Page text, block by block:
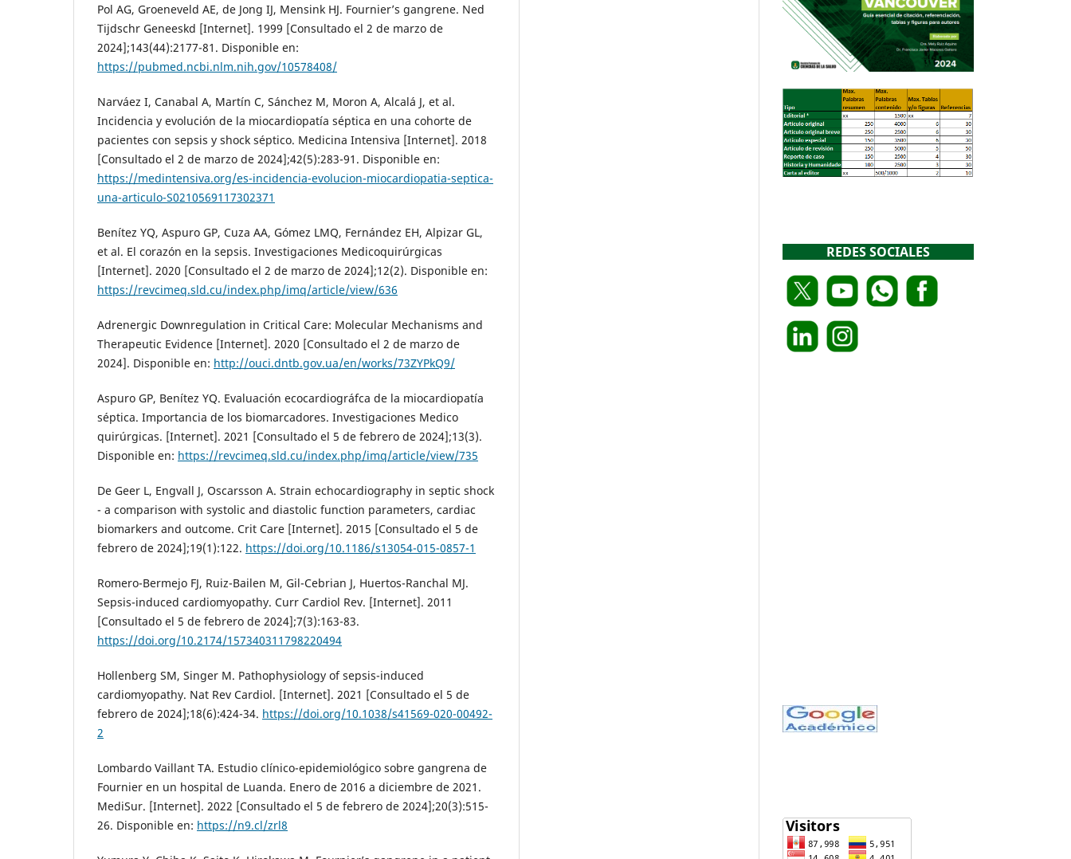
Pol AG, Groeneveld AE, de Jong IJ, Mensink HJ. Fournier’s gangrene. Ned
Tijdschr Geneeskd [Internet]. 1999 [Consultado el 2 de marzo de
2024];143(44):2177-81. Disponible en:
https://pubmed.ncbi.nlm.nih.gov/10578408/
Narváez I, Canabal A, Martín C, Sánchez M, Moron A, Alcalá J, et al.
Incidencia y evolución de la miocardiopatía séptica en una cohorte de
pacientes con sepsis y shock séptico. Medicina Intensiva [Internet]. 2018
[Consultado el 2 de marzo de 2024];42(5):283-91. Disponible en:
https://medintensiva.org/es-incidencia-evolucion-miocardiopatia-septica-
una-articulo-S0210569117302371
Benítez YQ, Aspuro GP, Cuza AA, Gómez LMQ, Fernández EH, Alpizar GL,
et al. El corazón en la sepsis. Investigaciones Medicoquirúrgicas
[Internet]. 2020 [Consultado el 2 de marzo de 2024];12(2). Disponible en:
https://revcimeq.sld.cu/index.php/imq/article/view/636
Adrenergic Downregulation in Critical Care: Molecular Mechanisms and
Therapeutic Evidence [Internet]. 2020 [Consultado el 2 de marzo de
2024]. Disponible en: http://ouci.dntb.gov.ua/en/works/73ZYPkQ9/
Aspuro GP, Benítez YQ. Evaluación ecocardiográfca de la miocardiopatía
séptica. Importancia de los biomarcadores. Investigaciones Medico
quirúrgicas. [Internet]. 2021 [Consultado el 5 de febrero de 2024];13(3).
Disponible en: https://revcimeq.sld.cu/index.php/imq/article/view/735
De Geer L, Engvall J, Oscarsson A. Strain echocardiography in septic shock
- a comparison with systolic and diastolic function parameters, cardiac
biomarkers and outcome. Crit Care [Internet]. 2015 [Consultado el 5 de
febrero de 2024];19(1):122. https://doi.org/10.1186/s13054-015-0857-1
Romero-Bermejo FJ, Ruiz-Bailen M, Gil-Cebrian J, Huertos-Ranchal MJ.
Sepsis-induced cardiomyopathy. Curr Cardiol Rev. [Internet]. 2011
[Consultado el 5 de febrero de 2024];7(3):163-83.
https://doi.org/10.2174/157340311798220494
Hollenberg SM, Singer M. Pathophysiology of sepsis-induced
cardiomyopathy. Nat Rev Cardiol. [Internet]. 2021 [Consultado el 5 de
febrero de 2024];18(6):424-34. https://doi.org/10.1038/s41569-020-00492-
2
Lombardo Vaillant TA. Estudio clínico-epidemiológico sobre gangrena de
Fournier en un hospital de Luanda. Enero de 2016 a diciembre de 2021.
MediSur. [Internet]. 2022 [Consultado el 5 de febrero de 2024];20(3):515-
26. Disponible en: https://n9.cl/zrl8
REDES SOCIALES